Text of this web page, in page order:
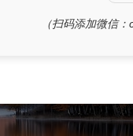
（扫码添加微信